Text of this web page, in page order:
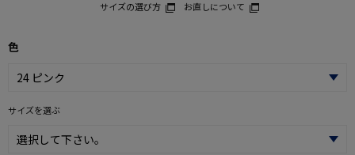
サイズの選び方 お直しについて
色
サイズを選ぶ